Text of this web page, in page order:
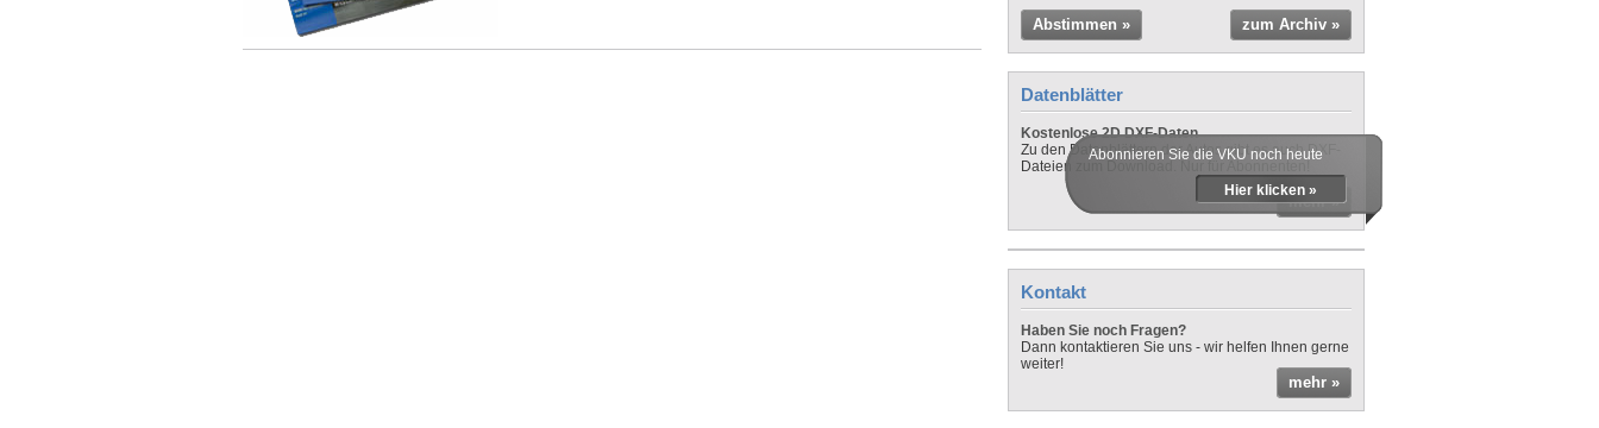
Abstimmen » zum Archiv »
Datenblätter
Kostenlose 2D DXF-Daten
Zu den Datenblättern der Autos gibt es auch DXF-
Dateien zum Download. Nur für Abonnenten!
mehr »
Abonnieren Sie die VKU noch heute
Hier klicken »
Kontakt
Haben Sie noch Fragen?
Dann kontaktieren Sie uns - wir helfen Ihnen gerne
weiter!
mehr »